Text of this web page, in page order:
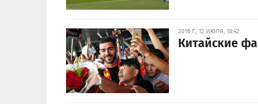
2016 Г., 12 ИЮЛЯ, 18:42
Китайские